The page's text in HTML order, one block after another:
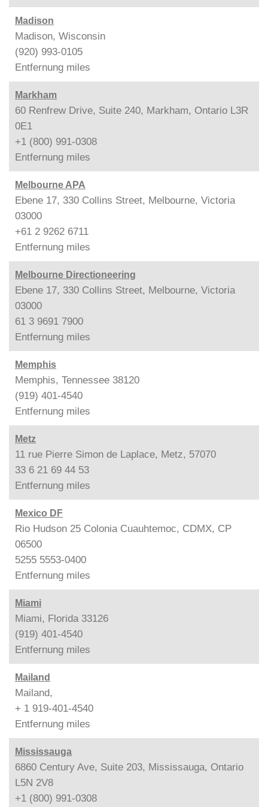
Madison
Madison, Wisconsin
(920) 993-0105
Entfernung miles
Markham
60 Renfrew Drive, Suite 240, Markham, Ontario L3R
0E1
+1 (800) 991-0308
Entfernung miles
Melbourne APA
Ebene 17, 330 Collins Street, Melbourne, Victoria
03000
+61 2 9262 6711
Entfernung miles
Melbourne Directioneering
Ebene 17, 330 Collins Street, Melbourne, Victoria
03000
61 3 9691 7900
Entfernung miles
Memphis
Memphis, Tennessee 38120
(919) 401-4540
Entfernung miles
Metz
11 rue Pierre Simon de Laplace, Metz, 57070
33 6 21 69 44 53
Entfernung miles
Mexico DF
Rio Hudson 25 Colonia Cuauhtemoc, CDMX, CP
06500
5255 5553-0400
Entfernung miles
Miami
Miami, Florida 33126
(919) 401-4540
Entfernung miles
Mailand
Mailand,
+ 1 919-401-4540
Entfernung miles
Mississauga
6860 Century Ave, Suite 203, Mississauga, Ontario
L5N 2V8
+1 (800) 991-0308